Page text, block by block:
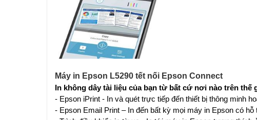
Máy in Epson L5290 tết nối Epson Connect
In không dây tài liệu của bạn từ bất cứ nơi nào trên
- Epson iPrint - In và quét trực tiếp đến thiết bị thông minh
- Epson Email Print – In đến bất kỳ mọi máy in Epson có